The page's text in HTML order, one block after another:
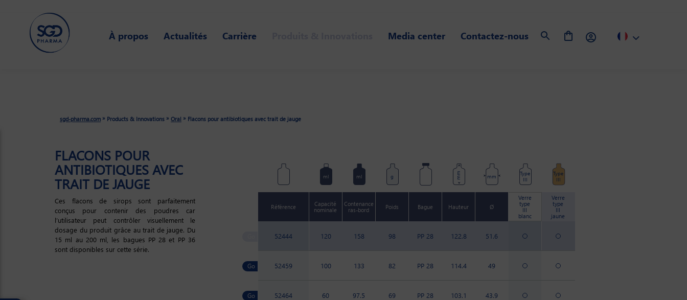
À propos Actualités Carrière Media center Contactez-nous
sgd-pharma.com » Products & Innovations » Oral » Flacons pour antibiotiques avec trait de jauge
FLACONS POUR
ANTIBIOTIQUES AVEC
TRAIT DE JAUGE
Ces flacons de sirops sont parfaitement
conçus pour contenir des poudres car
l’utilisateur peut contrôler visuellement le
dosage du produit grâce au trait de jauge. Du
15 ml au 200 ml, les bagues PP 28 et PP 36
sont disponibles sur cette série.
ml ml g mm mm
Type
III
Type
III
Référence
Capacité
nominale
Contenance
ras-bord
Poids Bague Hauteur Ø
Verre
type
III
blanc
Verre
type
III
jaune
52444 120 158 98 PP 28 122.8 51.6
52459 100 133 82 PP 28 114.4 49
52464 60 97.5 69 PP 28 103.1 43.9